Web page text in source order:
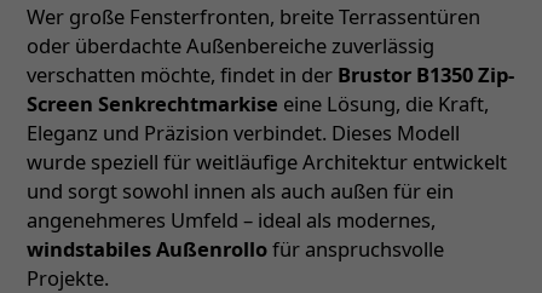
Wer große Fensterfronten, breite Terrassentüren
oder überdachte Außenbereiche zuverlässig
verschatten möchte, findet in der Brustor B1350 Zip-
Screen Senkrechtmarkise eine Lösung, die Kraft,
Eleganz und Präzision verbindet. Dieses Modell
wurde speziell für weitläufige Architektur entwickelt
und sorgt sowohl innen als auch außen für ein
angenehmeres Umfeld – ideal als modernes,
windstabiles Außenrollofür anspruchsvolle
Projekte.